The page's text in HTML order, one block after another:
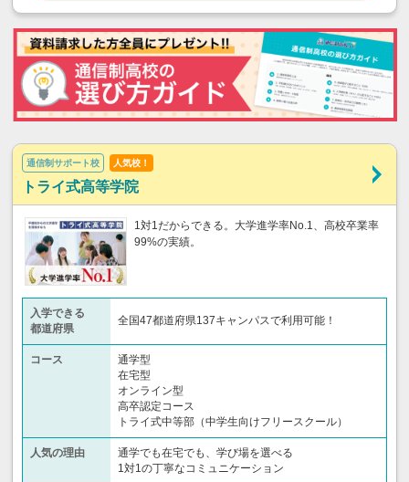
通信制サポート校 人気校！
トライ式高等学院
1対1だからできる。大学進学率No.1、高校卒業率
99%の実績。
入学できる
都道府県
全国47都道府県137キャンパスで利用可能！
コース
通学型
在宅型
オンライン型
高卒認定コース
トライ式中等部（中学生向けフリースクール）​
人気の理由
通学でも在宅でも、学び場を選べる
1対1の丁寧なコミュニケーション